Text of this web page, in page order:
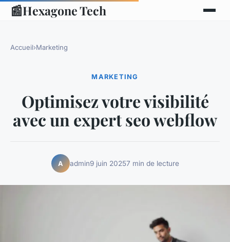
📰Hexagone Tech
Accueil›Marketing
MARKETING
Optimisez votre visibilité
avec un expert seo webflow
A admin9 juin 20257 min de lecture